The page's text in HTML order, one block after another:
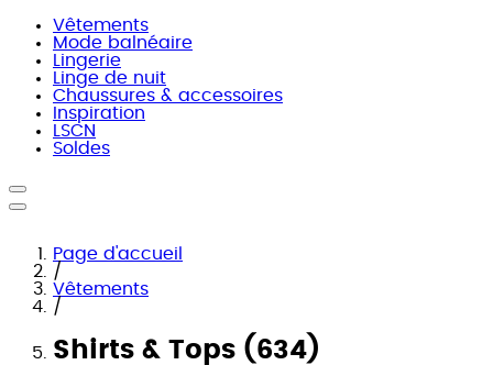
Vêtements
Mode balnéaire
Lingerie
Linge de nuit
Chaussures & accessoires
Inspiration
LSCN
Soldes
Page d'accueil
/
Vêtements
/
Shirts & Tops (634)